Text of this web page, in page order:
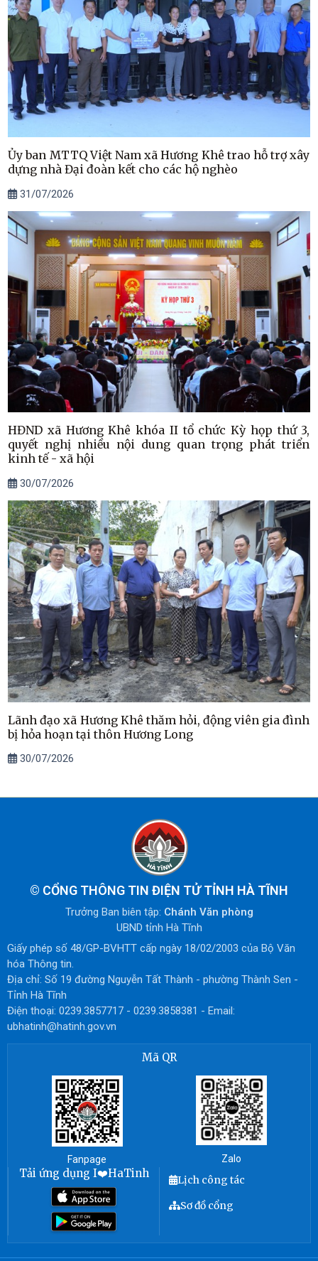
Ủy ban MTTQ Việt Nam xã Hương Khê trao hỗ trợ xây
dựng nhà Đại đoàn kết cho các hộ nghèo
31/07/2026
HĐND xã Hương Khê khóa II tổ chức Kỳ họp thứ 3,
quyết nghị nhiều nội dung quan trọng phát triển
kinh tế - xã hội
30/07/2026
Lãnh đạo xã Hương Khê thăm hỏi, động viên gia đình
bị hỏa hoạn tại thôn Hương Long
30/07/2026
© CỔNG THÔNG TIN ĐIỆN TỬ TỈNH HÀ TĨNH
Trưởng Ban biên tập: Chánh Văn phòng
UBND tỉnh Hà Tĩnh
Giấy phép số 48/GP-BVHTT cấp ngày 18/02/2003 của Bộ Văn
hóa Thông tin.
Địa chỉ: Số 19 đường Nguyễn Tất Thành - phường Thành Sen -
Tỉnh Hà Tĩnh
Điện thoại: 0239.3857717 - 0239.3858381 - Email:
ubhatinh@hatinh.gov.vn
Mã QR
Fanpage Zalo
Tải ứng dụng I❤️HaTinh
Lịch công tác
Sơ đồ cổng